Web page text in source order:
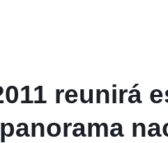
reunirá